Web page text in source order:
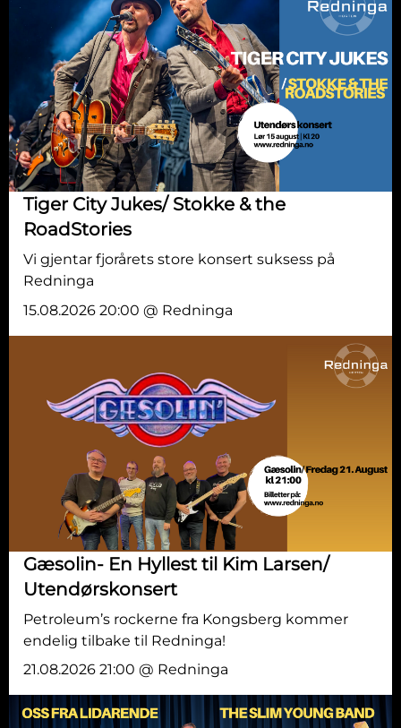
Tiger City Jukes/ Stokke & the
RoadStories
Vi gjentar fjorårets store konsert suksess på
Redninga
15.08.2026 20:00 @ Redninga
Gæsolin- En Hyllest til Kim Larsen/
Utendørskonsert
Petroleum’s rockerne fra Kongsberg kommer
endelig tilbake til Redninga!
21.08.2026 21:00 @ Redninga